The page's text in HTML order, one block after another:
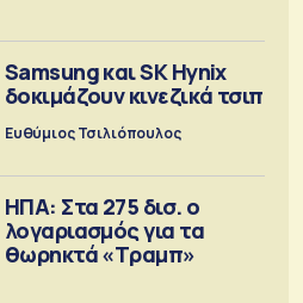
Samsung και SK Hynix
δοκιμάζουν κινεζικά τσιπ
Ευθύμιος Τσιλιόπουλος
ΗΠΑ: Στα 275 δισ. ο
λογαριασμός για τα
θωρηκτά «Τραμπ»